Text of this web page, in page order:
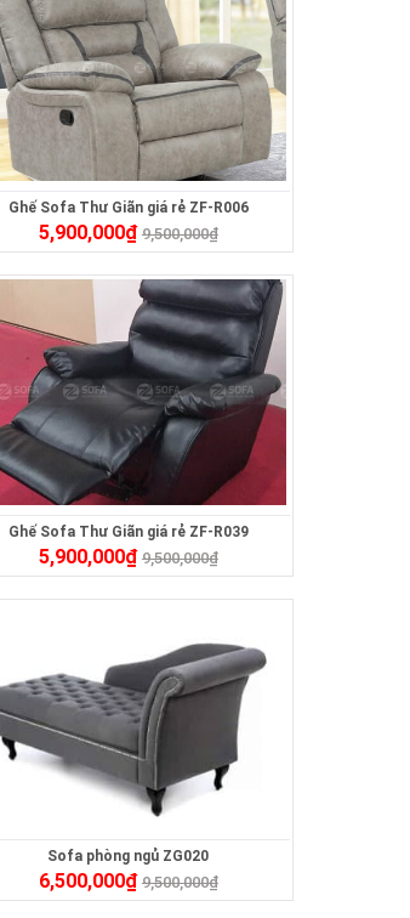
Ghế Sofa Thư Giãn giá rẻ ZF-R006
5,900,000₫ 9,500,000₫
Ghế Sofa Thư Giãn giá rẻ ZF-R039
5,900,000₫ 9,500,000₫
Sofa phòng ngủ ZG020
6,500,000₫ 9,500,000₫